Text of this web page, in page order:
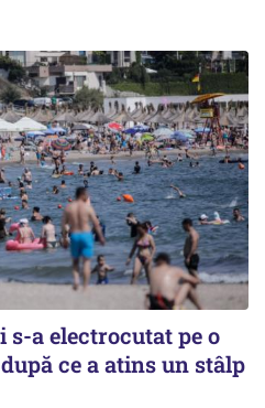
s-a electrocutat pe o
ce a atins un stâlp